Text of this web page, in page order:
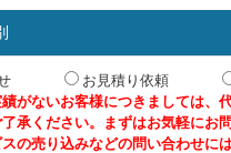
お見積り依頼
績がないお客様につきましては
承ください。まずはお気軽にお
スの売り込みなどの問い合わせに